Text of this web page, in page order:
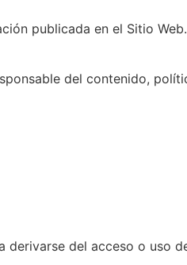
publicada en el Sitio Web.
del contenido,
del acceso o uso